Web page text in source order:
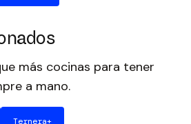
más cocinas para tener
a mano.
Ternera+